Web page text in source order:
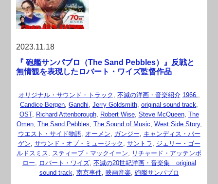
2023.11.18
『 砲艦サンパブロ（The Sand Pebbles）』反戦と
無情観を表現したロバート・ワイズ監督作品
オリジナル・サウンド・トラック , 不滅の洋画・音楽紹介 1966.,
Candice Bergen, Gandhi, Jerry Goldsmith, original sound track,
OST, Richard Attenborough, Robert Wise, Steve McQueen, The
Omen, The Sand Pebbles, The Sound of Music, West Side Story,
ウエスト・サイド物語, オーメン, ガンジー, キャンディス・バー
ゲン, サウンド・オブ・ミュージック , サントラ , ジェリー・ゴー
ルドスミス, スティーブ・マックイーン, リチャード・アッテンボ
ロー, ロバート・ワイズ, 不滅の20世紀洋画・音楽集 original
sound track, 南京事件, 映画音楽, 砲艦サンパブロ